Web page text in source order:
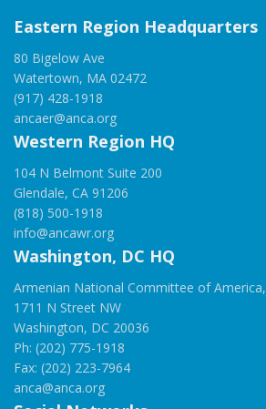
Eastern Region Headquarters
80 Bigelow Ave
Watertown, MA 02472
(917) 428-1918
ancaer@anca.org
Western Region HQ
104 N Belmont Suite 200
Glendale, CA 91206
(818) 500-1918
info@ancawr.org
Washington, DC HQ
Armenian National Committee of America,
1711 N Street NW
Washington, DC 20036
Ph: (202) 775-1918
Fax: (202) 223-7964
anca@anca.org